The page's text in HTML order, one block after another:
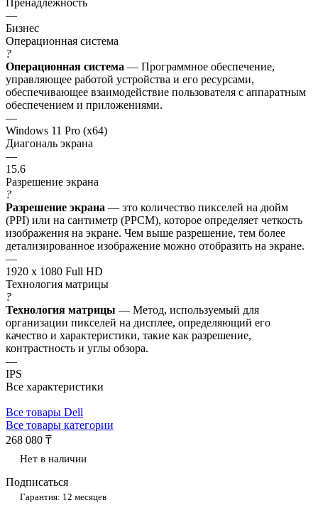
—
Бизнес
Операционная система
?
Операционная система — Программное обеспечение,
управляющее работой устройства и его ресурсами,
обеспечивающее взаимодействие пользователя с аппаратным
обеспечением и приложениями.
—
Windows 11 Pro (x64)
Диагональ экрана
—
15.6
Разрешение экрана
?
Разрешение экрана — это количество пикселей на дюйм
(PPI) или на сантиметр (PPCM), которое определяет четкость
изображения на экране. Чем выше разрешение, тем более
детализированное изображение можно отобразить на экране.
—
1920 x 1080 Full HD
Технология матрицы
?
Технология матрицы — Метод, используемый для
организации пикселей на дисплее, определяющий его
качество и характеристики, такие как разрешение,
контрастность и углы обзора.
—
IPS
Все характеристики
Все товары Dell
Все товары категории
268 080 ₸
Нет в наличии
Подписаться
Гарантия: 12 месяцев